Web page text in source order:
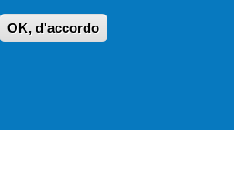
OK, d'accordo
RICERCA